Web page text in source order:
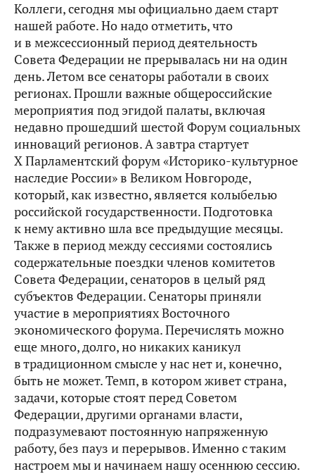
Коллеги, сегодня мы официально даем старт
нашей работе. Но надо отметить, что
и в межсессионный период деятельность
Совета Федерации не прерывалась ни на один
день. Летом все сенаторы работали в своих
регионах. Прошли важные общероссийские
мероприятия под эгидой палаты, включая
недавно прошедший шестой Форум социальных
инноваций регионов. А завтра стартует
Х Парламентский форум «Историко-культурное
наследие России» в Великом Новгороде,
который, как известно, является колыбелью
российской государственности. Подготовка
к нему активно шла все предыдущие месяцы.
Также в период между сессиями состоялись
содержательные поездки членов комитетов
Совета Федерации, сенаторов в целый ряд
субъектов Федерации. Сенаторы приняли
участие в мероприятиях Восточного
экономического форума. Перечислять можно
еще много, долго, но никаких каникул
в традиционном смысле у нас нет и, конечно,
быть не может. Темп, в котором живет страна,
задачи, которые стоят перед Советом
Федерации, другими органами власти,
подразумевают постоянную напряженную
работу, без пауз и перерывов. Именно с таким
настроем мы и начинаем нашу осеннюю сессию.